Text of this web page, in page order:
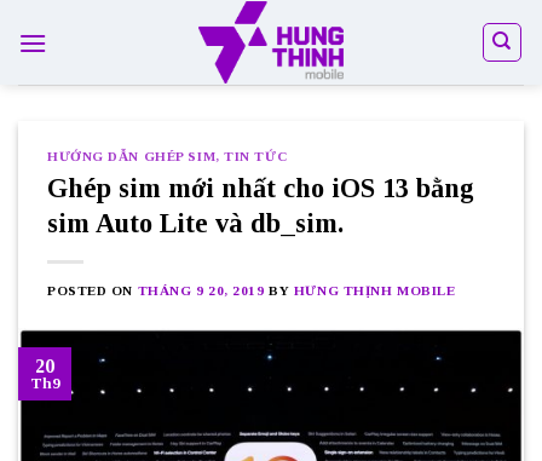
HƯỚNG DẪN GHÉP SIM,TIN TỨC
Ghép sim mới nhất cho iOS 13 bằng
sim Auto Lite và db_sim.
POSTED ON THÁNG 9 20, 2019 BY HƯNG THỊNH MOBILE
20
Th9